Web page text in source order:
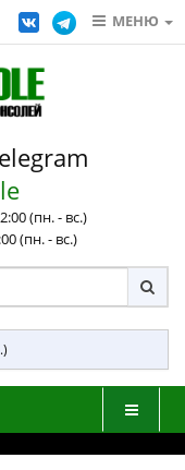
МЕНЮ
(пн. - вс.)
(пн. - вс.)